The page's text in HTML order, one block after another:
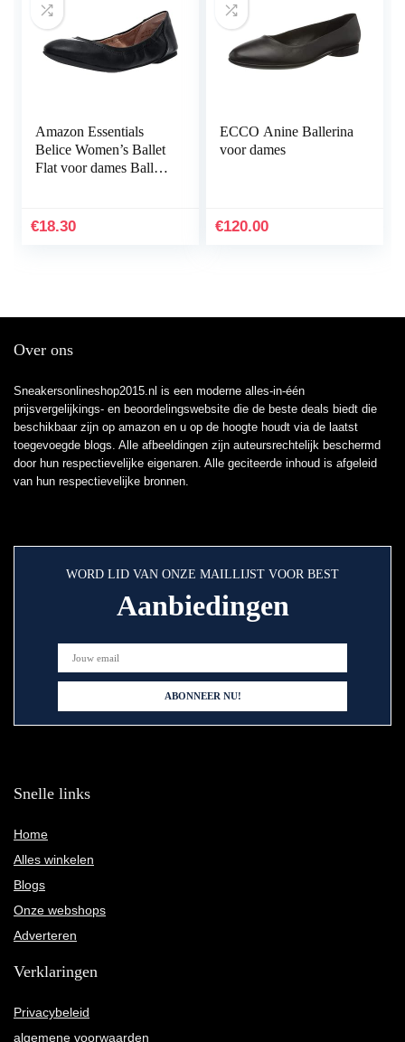
Amazon Essentials
Belice Women’s Ballet
Flat voor dames Ballet
€18.30
ECCO Anine Ballerina
voor dames
€120.00
Over ons
Sneakersonlineshop2015.nl is een moderne alles-in-één
prijsvergelijkings- en beoordelingswebsite die de beste deals biedt die
beschikbaar zijn op amazon en u op de hoogte houdt via de laatst
toegevoegde blogs. Alle afbeeldingen zijn auteursrechtelijk beschermd
door hun respectievelijke eigenaren. Alle geciteerde inhoud is afgeleid
van hun respectievelijke bronnen.
WORD LID VAN ONZE MAILLIJST VOOR BEST
Aanbiedingen
Snelle links
Home
Alles winkelen
Blogs
Onze webshops
Adverteren
Verklaringen
Privacybeleid
algemene voorwaarden